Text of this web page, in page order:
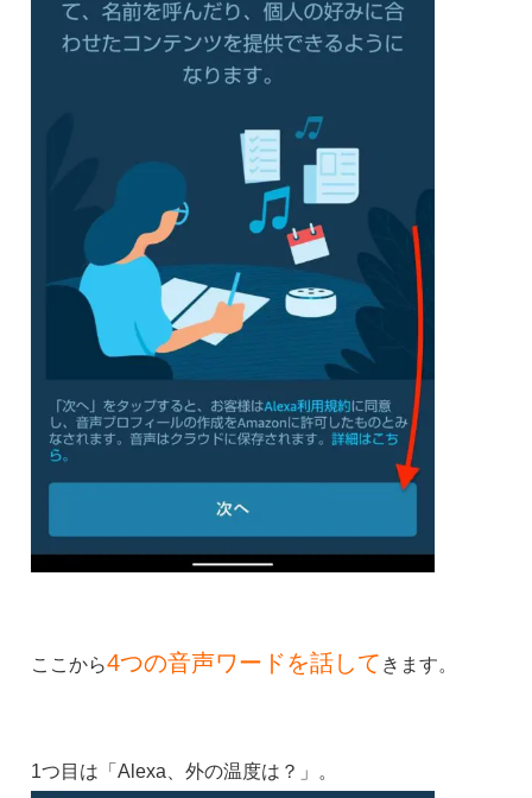
ここから4つの音声ワードを話して きます。
1つ目は「Alexa、外の温度は？」。